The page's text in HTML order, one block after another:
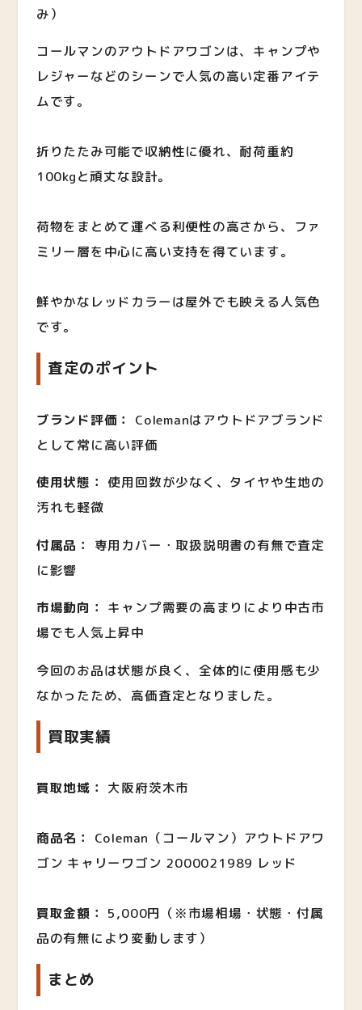
み）
コールマンのアウトドアワゴンは、キャンプや
レジャーなどのシーンで人気の高い定番アイテ
ムです。
折りたたみ可能で収納性に優れ、耐荷重約
100kgと頑丈な設計。
荷物をまとめて運べる利便性の高さから、ファ
ミリー層を中心に高い支持を得ています。
鮮やかなレッドカラーは屋外でも映える人気色
です。
査定のポイント
ブランド評価：
Colemanはアウトドアブランド
として常に高い評価
使用状態： 使用回数が少なく、タイヤや生地の
汚れも軽微
付属品：
専用カバー・取扱説明書の有無で査定
に影響
市場動向： キャンプ需要の高まりにより中古市
場でも人気上昇中
今回のお品は状態が良く、全体的に使用感も少
なかったため、高価査定となりました。
買取実績
買取地域： 大阪府茨木市
商品名：
Coleman（コールマン）アウトドアワ
ゴン キャリーワゴン 2000021989 レッド
買取金額： 5,000円（※市場相場・状態・付属
品の有無により変動します）
まとめ